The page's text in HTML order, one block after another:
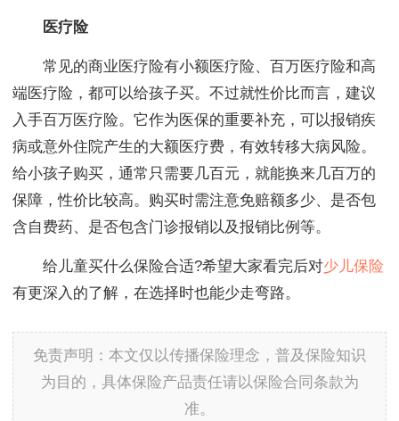
医疗险
常见的商业医疗险有小额医疗险、百万医疗险和高
端医疗险，都可以给孩子买。不过就性价比而言，建议
入手百万医疗险。它作为医保的重要补充，可以报销疾
病或意外住院产生的大额医疗费，有效转移大病风险。
给小孩子购买，通常只需要几百元，就能换来几百万的
保障，性价比较高。购买时需注意免赔额多少、是否包
含自费药、是否包含门诊报销以及报销比例等。
给儿童买什么保险合适?希望大家看完后对少儿保险
有更深入的了解，在选择时也能少走弯路。
免责声明：本文仅以传播保险理念，普及保险知识
为目的，具体保险产品责任请以保险合同条款为
准。